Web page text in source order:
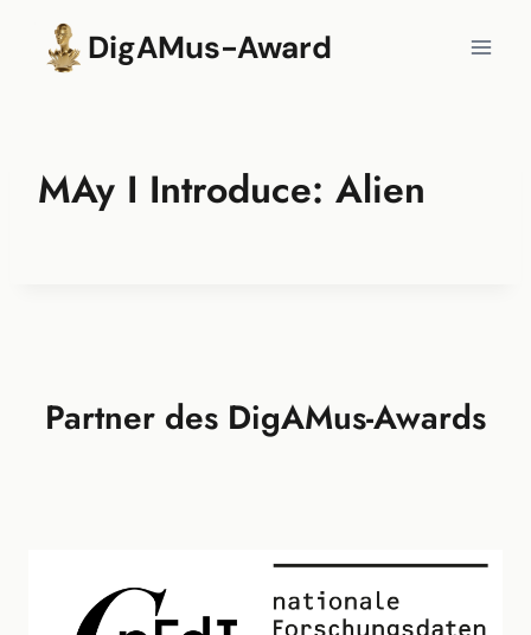
springen
DigAMus-Award
MAy I Introduce: Alien
Partner des DigAMus-Awards